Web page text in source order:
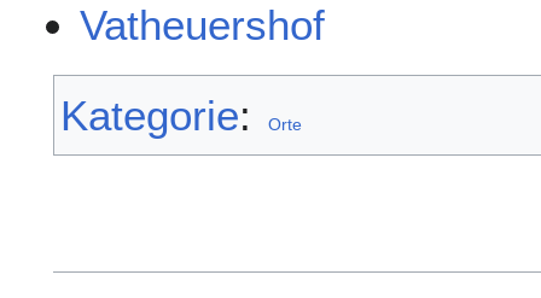
Vatheuershof
Kategorie: Orte